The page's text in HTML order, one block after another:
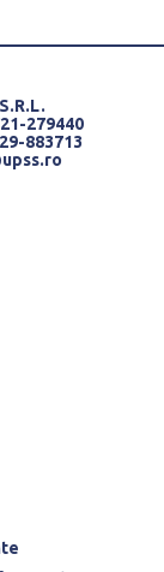
279440
883713